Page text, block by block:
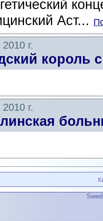
Аст...
г.
король
г.